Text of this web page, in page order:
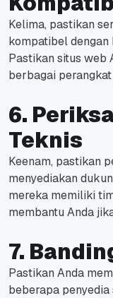
Kelima, pastikan
kompatibel
Pastikan situs web
berbagai
6.
Teknis
Keenam, pastikan
menyediakan
mereka memiliki
membantu Anda
7.
Pastikan Anda
beberapa